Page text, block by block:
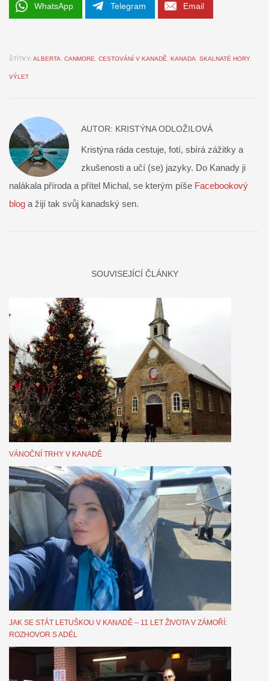
WhatsApp Telegram Email
ŠTÍTKY: ALBERTA CANMORE CESTOVÁNÍ V KANADĚ KANADA SKALNATÉ HORY,
VÝLET
AUTOR: KRISTÝNA ODLOŽILOVÁ
Kristýna ráda cestuje, fotí, sbírá zážitky a
zkušenosti a učí (se) jazyky. Do Kanady ji
nalákala příroda a přítel Michal, se kterým píše Facebookový
blog a žijí tak svůj kanadský sen.
SOUVISEJÍCÍ ČLÁNKY
VÁNOČNÍ TRHY V KANADĚ
JAK SE STÁT LETUŠKOU V KANADĚ – 11 LET ŽIVOTA V ZÁMOŘÍ:
ROZHOVOR S ADÉL